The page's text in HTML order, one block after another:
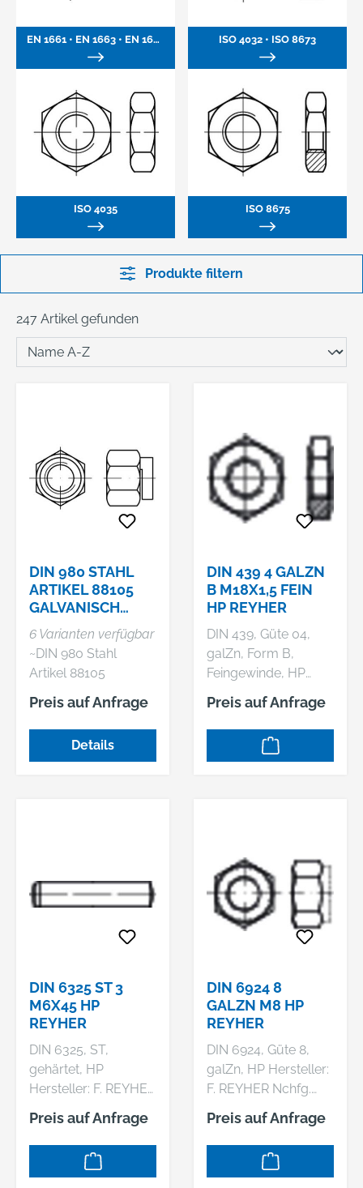
EN 1661 • EN 1663 • EN 1665 Biloc ISO 4032 • ISO 8673
ISO 4035 ISO 8675
Produkte filtern
247 Artikel gefunden
DIN 980 STAHL
ARTIKEL 88105
GALVANISCH
VERKUPFERT
„THERMAG“-
MUTTERN,
SECHSKANTM
6 Varianten verfügbar
~DIN 980 Stahl
Artikel 88105
galvanisch
verkupfert
„THERMAG“-Muttern,
Sechskantmuttern
Preis auf Anfrage
Details
DIN 439 4 GALZN
B M18X1,5 FEIN
HP REYHER
DIN 439, Güte 04,
galZn, Form B,
Feingewinde, HP
Hersteller: F. REYHER
Nchfg. GmbH & Co.
KG, Haferweg 1,
22769 Hamburg, DE,
niedrige Form, mit
metrischem
Feingewinde, mit
Fasen Abmessung:
BM 18 x 1,5 VE=S (50
Preis auf Anfrage
DIN 6325 ST 3
M6X45 HP
REYHER
DIN 6325, ST,
gehärtet, HP
Hersteller: F. REYHER
Nchfg. GmbH & Co.
KG, Haferweg 1,
22769 Hamburg, DE,
+4940853630,
Preis auf Anfrage
DIN 6924 8
GALZN M8 HP
REYHER
DIN 6924, Güte 8,
galZn, HP Hersteller:
F. REYHER Nchfg.
GmbH & Co. KG,
Haferweg 1, 22769
Hamburg, DE,
+4940853630,
Preis auf Anfrage